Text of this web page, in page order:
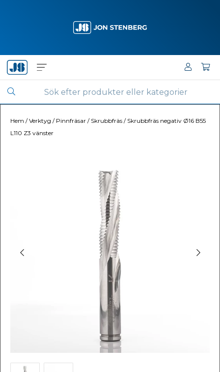
Hem /Verktyg / Pinnfräsar / Skrubbfräs / Skrubbfräs negativ Ø16 B55
L110 Z3 vänster